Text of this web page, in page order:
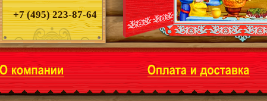
+7 (495) 223-87-64